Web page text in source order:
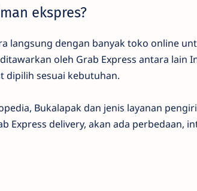
ekspres?
langsung dengan banyak toko online
oleh Grab Express antara lain
dipilih sesuai kebutuhan.
Bukalapak dan jenis layanan
Express delivery, akan ada perbedaan,